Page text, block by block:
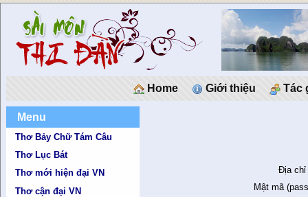
Home Giới thiệu Tác
Menu
Thơ Bảy Chữ Tám Câu
Thơ Lục Bát
Thơ mới hiện đại VN
Thơ cận đại VN
Địa chỉ
Mật mã